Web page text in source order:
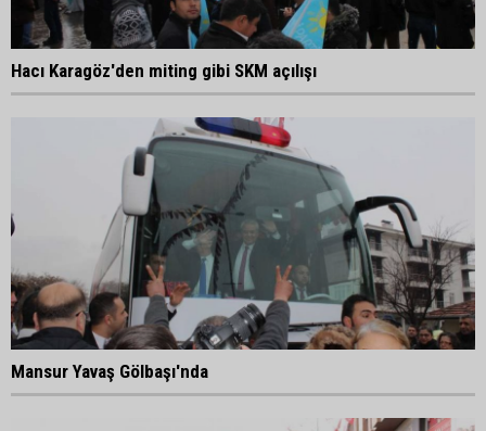
Hacı Karagöz'den miting gibi SKM açılışı
Mansur Yavaş Gölbaşı'nda